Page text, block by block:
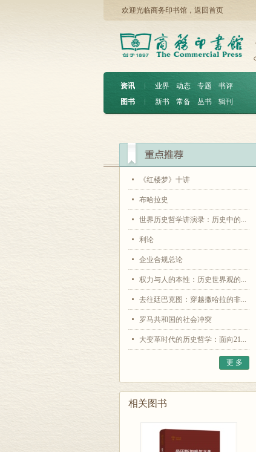
欢迎光临商务印书馆， 返回首页
资讯 ︱ 业界 动态 专题
书评
图书
︱ 新书 常备 丛书 辑刊
《红楼梦》十讲
布哈拉史
世界历史哲学讲演录：历史中的...
利论
企业合规总论
权力与人的本性：历史世界观的...
去往廷巴克图：穿越撒哈拉的非...
罗马共和国的社会冲突
大变革时代的历史哲学：面向21...
更 多
相关图书